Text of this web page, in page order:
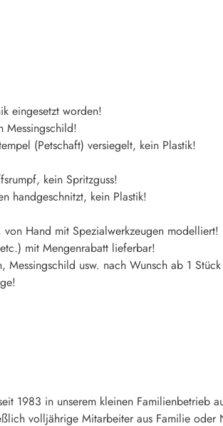
eingesetzt worden!
Messingschild!
(Petschaft) versiegelt, kein Plastik!
kein Spritzguss!
handgeschnitzt, kein Plastik!
von Hand mit Spezialwerkzeugen modelliert!
mit Mengenrabatt lieferbar!
usw. nach Wunsch ab 1
1983 in unserem kleinen Familienbetrieb
volljährige Mitarbeiter aus Familie